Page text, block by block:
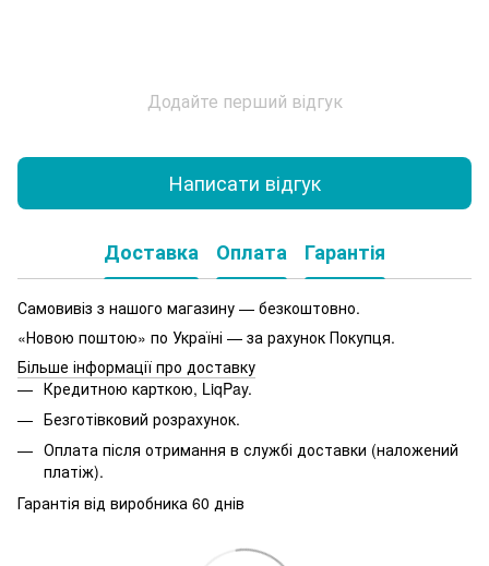
Додайте перший відгук
Написати відгук
Доставка Оплата Гарантія
Самовивіз з нашого магазину — безкоштовно.
«Новою поштою» по Україні — за рахунок Покупця.
Більше інформації про доставку
Кредитною карткою, LiqPay.
Безготівковий розрахунок.
Оплата після отримання в службі доставки (наложений
платіж).
Гарантія від виробника 60 днів